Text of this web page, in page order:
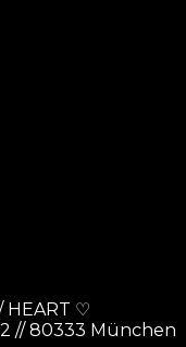
HEART ♡
// 80333 München